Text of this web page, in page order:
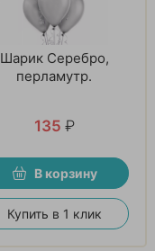
Шарик Серебро,
перламутр.
135 ₽
В корзину
Купить в 1 клик